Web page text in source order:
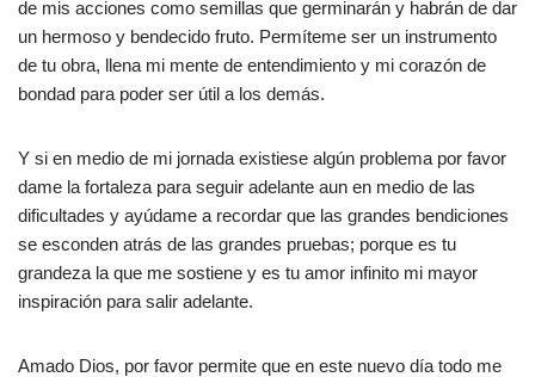
de mis acciones como semillas que germinarán y habrán de dar
un hermoso y bendecido fruto. Permíteme ser un instrumento
de tu obra, llena mi mente de entendimiento y mi corazón de
bondad para poder ser útil a los demás.
Y si en medio de mi jornada existiese algún problema por favor
dame la fortaleza para seguir adelante aun en medio de las
dificultades y ayúdame a recordar que las grandes bendiciones
se esconden atrás de las grandes pruebas; porque es tu
grandeza la que me sostiene y es tu amor infinito mi mayor
inspiración para salir adelante.
Amado Dios, por favor permite que en este nuevo día todo me